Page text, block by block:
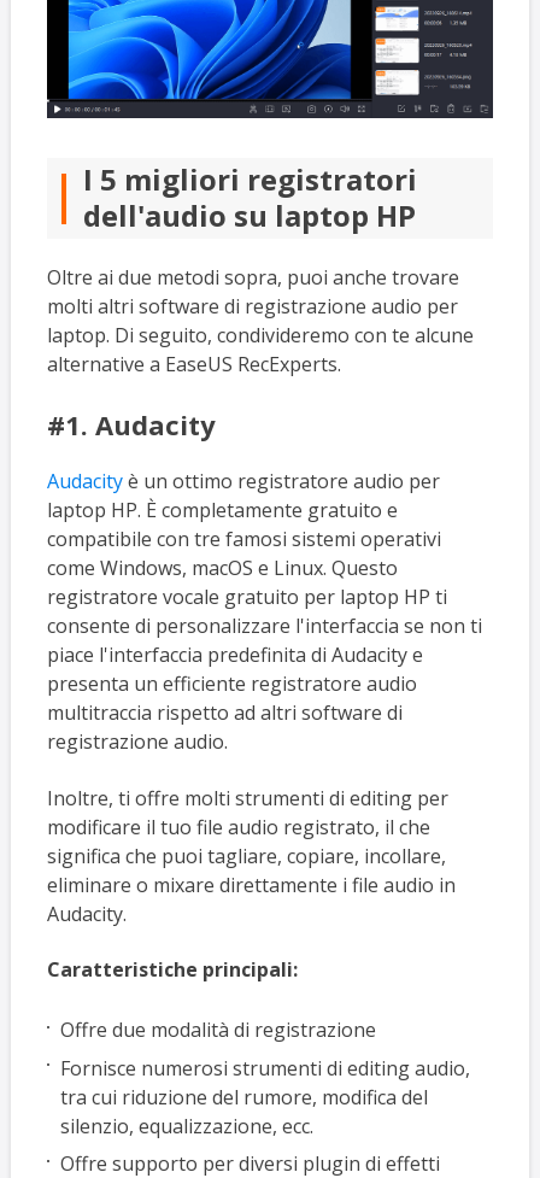
I 5 migliori registratori
dell'audio su laptop HP
Oltre ai due metodi sopra, puoi anche trovare
molti altri software di registrazione audio per
laptop. Di seguito, condivideremo con te alcune
alternative a EaseUS RecExperts.
#1. Audacity
Audacityè un ottimo registratore audio per
laptop HP. È completamente gratuito e
compatibile con tre famosi sistemi operativi
come Windows, macOS e Linux. Questo
registratore vocale gratuito per laptop HP ti
consente di personalizzare l'interfaccia se non ti
piace l'interfaccia predefinita di Audacity e
presenta un efficiente registratore audio
multitraccia rispetto ad altri software di
registrazione audio.
Inoltre, ti offre molti strumenti di editing per
modificare il tuo file audio registrato, il che
significa che puoi tagliare, copiare, incollare,
eliminare o mixare direttamente i file audio in
Audacity.
Caratteristiche principali:
Offre due modalità di registrazione
Fornisce numerosi strumenti di editing audio,
tra cui riduzione del rumore, modifica del
silenzio, equalizzazione, ecc.
Offre supporto per diversi plugin di effetti